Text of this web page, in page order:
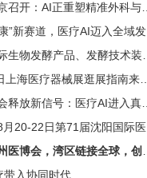
：AI正重塑精准外科与基层医疗
赛道，医疗AI迈入全域发展新阶段
发酵产品、发酵技术装备博览会
海医疗器械展​逛展指南来了！
信号：医疗AI进入真实场景落地时代
日第71届沈阳国际医疗器械展览会
，湾区链接全球，创新驱动健康
带入协同时代